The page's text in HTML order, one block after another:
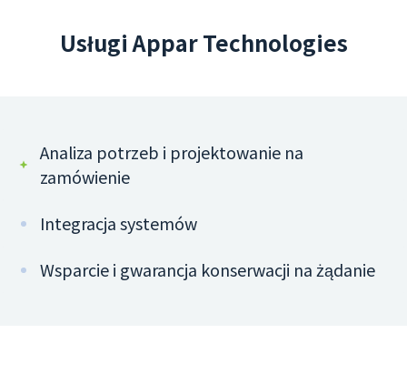
Usługi Appar Technologies
Analiza potrzeb i projektowanie na
zamówienie
Integracja systemów
Wsparcie i gwarancja konserwacji na żądanie